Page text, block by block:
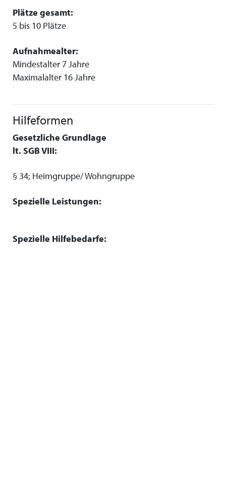
Plätze gesamt:
5 bis 10 Plätze
Aufnahmealter:
Mindestalter 7 Jahre
Maximalalter 16 Jahre
Hilfeformen
Gesetzliche Grundlage
lt. SGB VIII:
§ 34; Heimgruppe/ Wohngruppe
Spezielle Leistungen:
Spezielle Hilfebedarfe: